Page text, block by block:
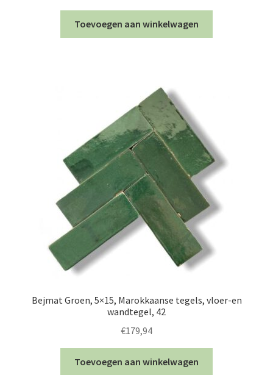
Toevoegen aan winkelwagen
Bejmat Groen, 5×15, Marokkaanse tegels, vloer-en
wandtegel, 42
€179,94
Toevoegen aan winkelwagen